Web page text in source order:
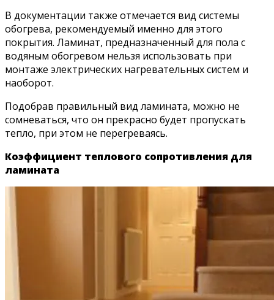
В документации также отмечается вид системы
обогрева, рекомендуемый именно для этого
покрытия. Ламинат, предназначенный для пола с
водяным обогревом нельзя использовать при
монтаже электрических нагревательных систем и
наоборот.
Подобрав правильный вид ламината, можно не
сомневаться, что он прекрасно будет пропускать
тепло, при этом не перегреваясь.
Коэффициент теплового сопротивления для
ламината